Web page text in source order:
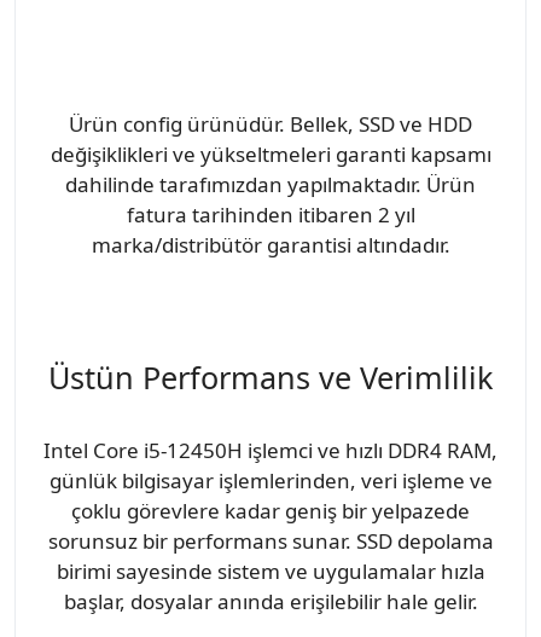
Ürün config ürünüdür. Bellek, SSD ve HDD
değişiklikleri ve yükseltmeleri garanti kapsamı
dahilinde tarafımızdan yapılmaktadır. Ürün
fatura tarihinden itibaren 2 yıl
marka/distribütör garantisi altındadır.
Üstün Performans ve Verimlilik
Intel Core i5-12450H işlemci ve hızlı DDR4 RAM,
günlük bilgisayar işlemlerinden, veri işleme ve
çoklu görevlere kadar geniş bir yelpazede
sorunsuz bir performans sunar. SSD depolama
birimi sayesinde sistem ve uygulamalar hızla
başlar, dosyalar anında erişilebilir hale gelir.